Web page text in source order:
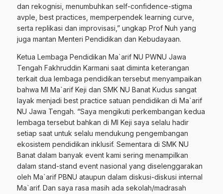
dan rekognisi, menumbuhkan self-confidence-stigma
avple, best practices, memperpendek learning curve,
serta replikasi dan improvisasi,” ungkap Prof Nuh yang
juga mantan Menteri Pendidikan dan Kebudayaan.
Ketua Lembaga Pendidikan Ma`arif NU PWNU Jawa
Tengah Fakhruddin Karmani saat diminta keterangan
terkait dua lembaga pendidikan tersebut menyampaikan
bahwa MI Ma`arif Keji dan SMK NU Banat Kudus sangat
layak menjadi best practice satuan pendidikan di Ma`arif
NU Jawa Tengah. “Saya mengikuti perkembangan kedua
lembaga tersebut bahkan di MI Keji saya selalu hadir
setiap saat untuk selalu mendukung pengembangan
ekosistem pendidikan inklusif. Sementara di SMK NU
Banat dalam banyak event kami sering menampilkan
dalam stand-stand event nasional yang diselenggarakan
oleh Ma`arif PBNU ataupun dalam diskusi-diskusi internal
Ma`arif. Dan saya rasa masih ada sekolah/madrasah